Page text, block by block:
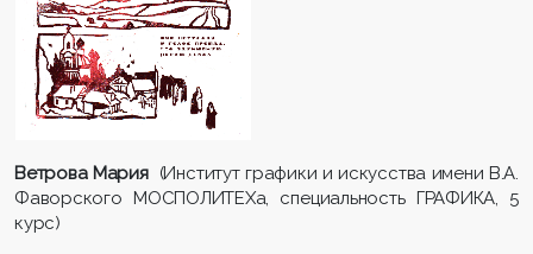
Ветрова Мария (Институт графики и искусства имени В.А.
Фаворского МОСПОЛИТЕХа, специальность ГРАФИКА, 5
курс)